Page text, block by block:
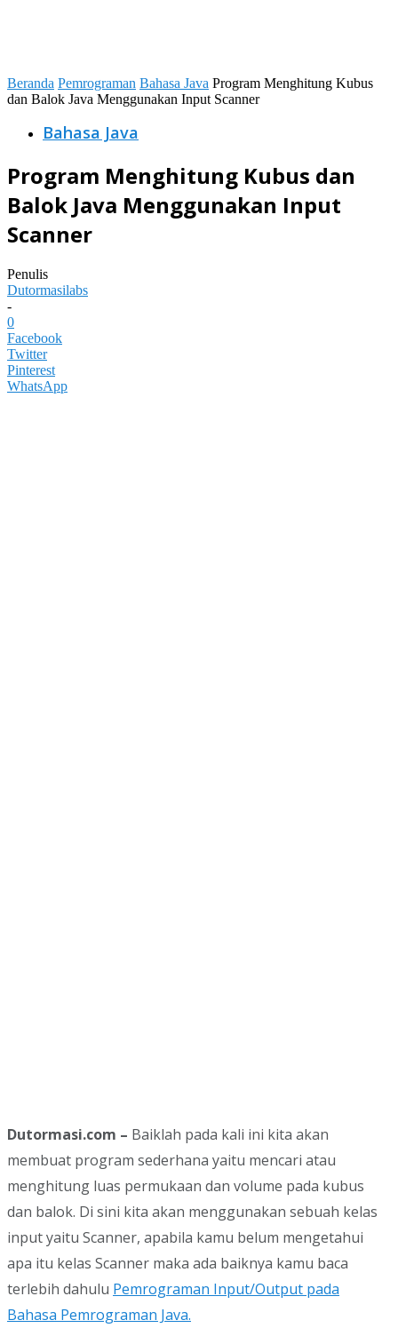
Beranda Pemrograman Bahasa Java Program Menghitung Kubus
dan Balok Java Menggunakan Input Scanner
Bahasa Java
Program Menghitung Kubus dan
Balok Java Menggunakan Input
Scanner
Penulis
Dutormasilabs
-
0
Facebook
Twitter
Pinterest
WhatsApp
Dutormasi.com – Baiklah pada kali ini kita akan
membuat program sederhana yaitu mencari atau
menghitung luas permukaan dan volume pada kubus
dan balok. Di sini kita akan menggunakan sebuah kelas
input yaitu Scanner, apabila kamu belum mengetahui
apa itu kelas Scanner maka ada baiknya kamu baca
terlebih dahulu Pemrograman Input/Output pada
Bahasa Pemrograman Java.